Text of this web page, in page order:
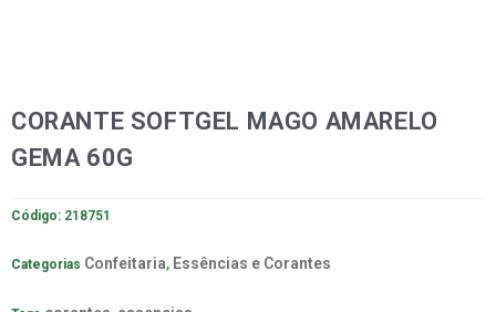
CORANTE SOFTGEL MAGO AMARELO
GEMA 60G
Código: 218751
Categorias Confeitaria, Essências e Corantes